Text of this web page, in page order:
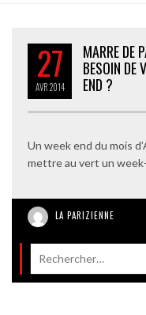
27
AVR2014
MARRE DE
BESOIN DE
END ?
Un week end du mois
mettre au vert un
LA PARIZIENNE